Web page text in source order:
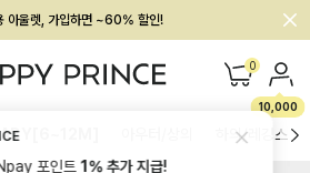
아울렛, 가입하면 ~60% 할인!
버십 최대 28,000원 혜택 0
10,000
하의/레깅스
포인트1%추가 지급!